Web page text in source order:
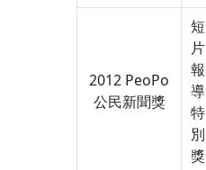
2012 PeoPo
公民新聞獎
短
片
報
導
特
別
獎